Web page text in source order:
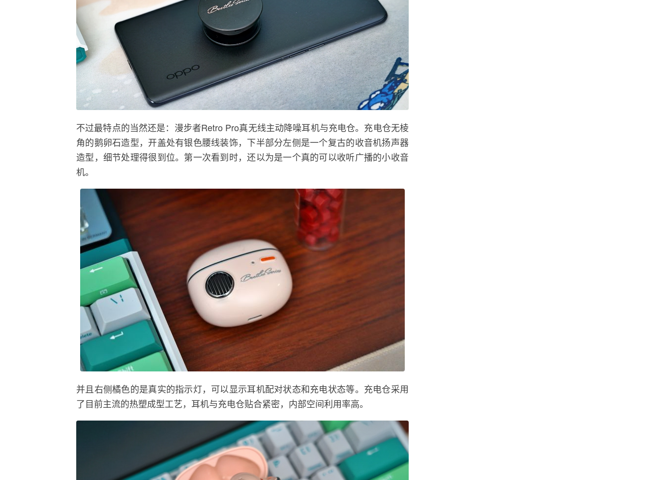
不过最特点的当然还是：漫步者Retro Pro真无线主动降噪耳机与充电仓。充电仓无棱
角的鹅卵石造型，开盖处有银色腰线装饰，下半部分左侧是一个复古的收音机扬声器
造型，细节处理得很到位。第一次看到时，还以为是一个真的可以收听广播的小收音
机。
并且右侧橘色的是真实的指示灯，可以显示耳机配对状态和充电状态等。充电仓采用
了目前主流的热塑成型工艺，耳机与充电仓贴合紧密，内部空间利用率高。